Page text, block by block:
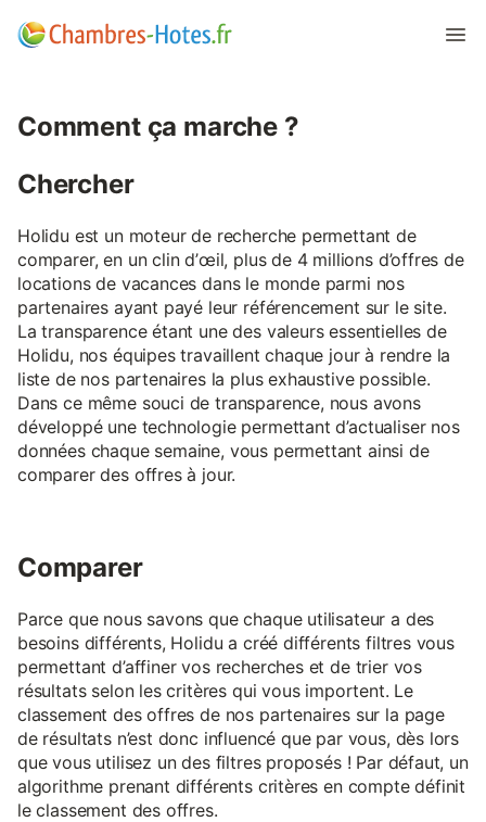
Comment ça marche ?
Chercher
Holidu est un moteur de recherche permettant de
comparer, en un clin d’œil, plus de 4 millions d’offres de
locations de vacances dans le monde parmi nos
partenaires ayant payé leur référencement sur le site.
La transparence étant une des valeurs essentielles de
Holidu, nos équipes travaillent chaque jour à rendre la
liste de nos partenaires la plus exhaustive possible.
Dans ce même souci de transparence, nous avons
développé une technologie permettant d’actualiser nos
données chaque semaine, vous permettant ainsi de
comparer des offres à jour.
Comparer
Parce que nous savons que chaque utilisateur a des
besoins différents, Holidu a créé différents filtres vous
permettant d’affiner vos recherches et de trier vos
résultats selon les critères qui vous importent. Le
classement des offres de nos partenaires sur la page
de résultats n’est donc influencé que par vous, dès lors
que vous utilisez un des filtres proposés ! Par défaut, un
algorithme prenant différents critères en compte définit
le classement des offres.